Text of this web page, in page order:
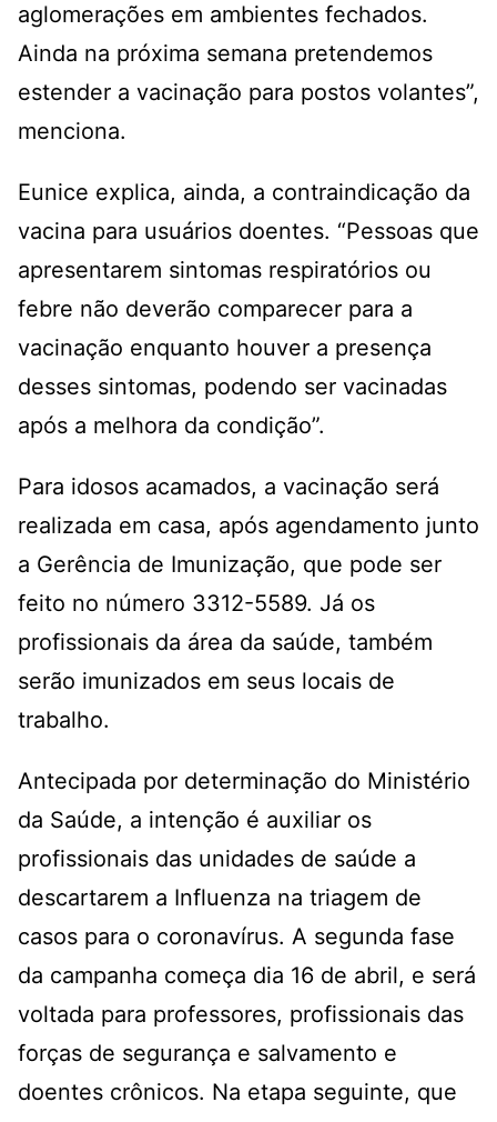
aglomerações em ambientes fechados.
Ainda na próxima semana pretendemos
estender a vacinação para postos volantes”,
menciona.
Eunice explica, ainda, a contraindicação da
vacina para usuários doentes. “Pessoas que
apresentarem sintomas respiratórios ou
febre não deverão comparecer para a
vacinação enquanto houver a presença
desses sintomas, podendo ser vacinadas
após a melhora da condição”.
Para idosos acamados, a vacinação será
realizada em casa, após agendamento junto
a Gerência de Imunização, que pode ser
feito no número 3312-5589. Já os
profissionais da área da saúde, também
serão imunizados em seus locais de
trabalho.
Antecipada por determinação do Ministério
da Saúde, a intenção é auxiliar os
profissionais das unidades de saúde a
descartarem a Influenza na triagem de
casos para o coronavírus. A segunda fase
da campanha começa dia 16 de abril, e será
voltada para professores, profissionais das
forças de segurança e salvamento e
doentes crônicos. Na etapa seguinte, que